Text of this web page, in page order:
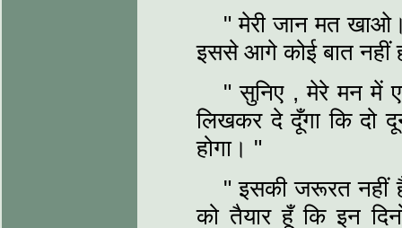
" मेरी जान मत
इससे आगे कोई बात नहीं
" सुनिए , मेरे मन में
लिखकर दे दूँगा कि दो
होगा। "
" इसकी जरूरत नहीं
को तैयार हूँ कि इन